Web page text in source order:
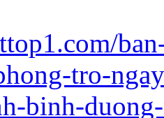
tro-
binh-